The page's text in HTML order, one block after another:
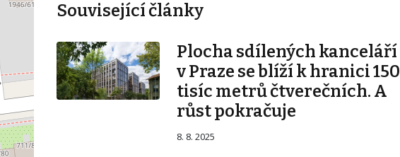
Související články
Plocha sdílených kanceláří
v Praze se blíží k hranici 150
tisíc metrů čtverečních. A
růst pokračuje
8. 8. 2025